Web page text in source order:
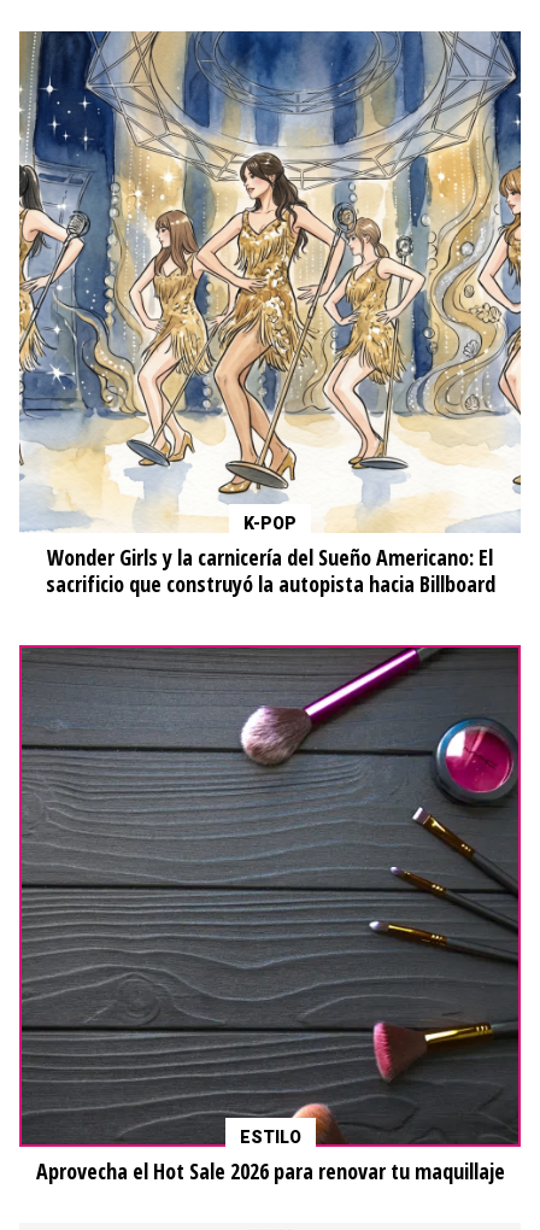
K-POP
Wonder Girls y la carnicería del Sueño Americano: El
sacrificio que construyó la autopista hacia Billboard
ESTILO
Aprovecha el Hot Sale 2026 para renovar tu maquillaje